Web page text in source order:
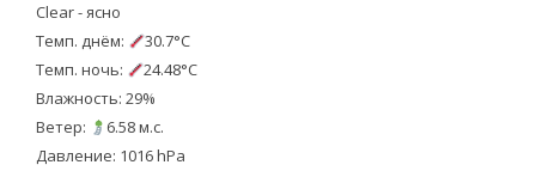
Clear - ясно
Темп. днём:
30.7°C
Темп. ночь:
24.48°C
Влажность: 29%
Ветер:
6.58 м.с.
Давление: 1016 hPa